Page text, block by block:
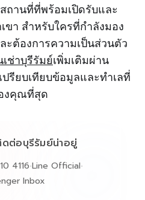
ถานที่ที่พร้อมเปิดรับและ
ขา สำหรับใครที่กำลังมอง
ต้องการความเป็นส่วนตัว
ช่าบุรีรัมย์เพิ่มเติมผ่าน
รียบเทียบข้อมูลและทำเลที่
งคุณที่สุด
ดต่อบุรีรัมย์น่าอยู่
4116•Line Official•
Inbox